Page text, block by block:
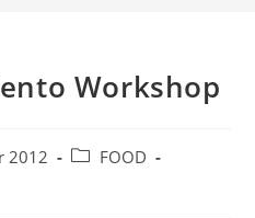
Workshop
2012
PostFOOD